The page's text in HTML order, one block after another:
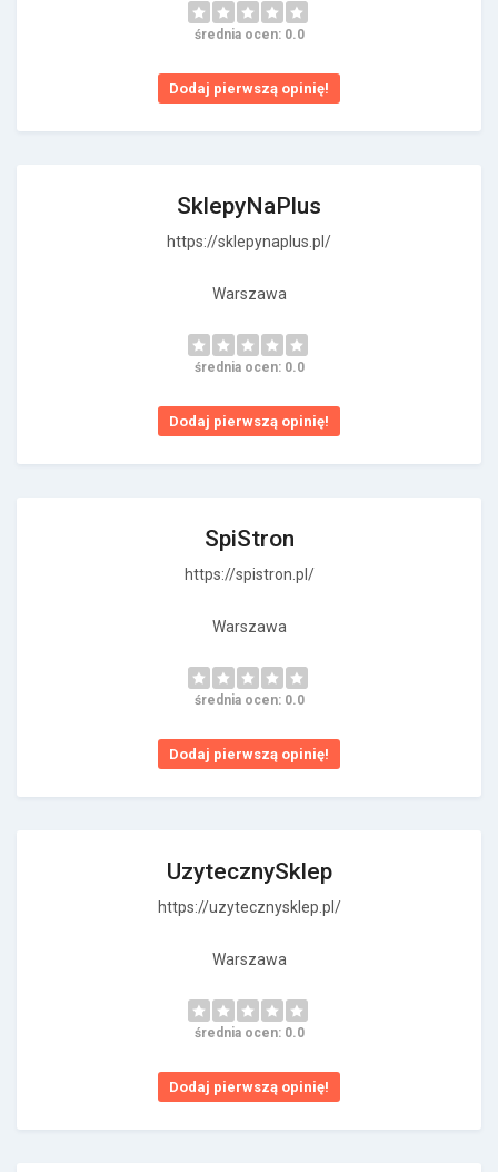
średnia ocen: 0.0
Dodaj pierwszą opinię!
SklepyNaPlus
https://sklepynaplus.pl/
Warszawa
średnia ocen: 0.0
Dodaj pierwszą opinię!
SpiStron
https://spistron.pl/
Warszawa
średnia ocen: 0.0
Dodaj pierwszą opinię!
UzytecznySklep
https://uzytecznysklep.pl/
Warszawa
średnia ocen: 0.0
Dodaj pierwszą opinię!